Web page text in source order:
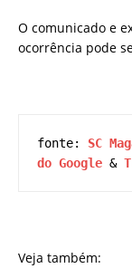
O comunicado e
ocorrência pode
fonte: SC
do Google &
Veja também: